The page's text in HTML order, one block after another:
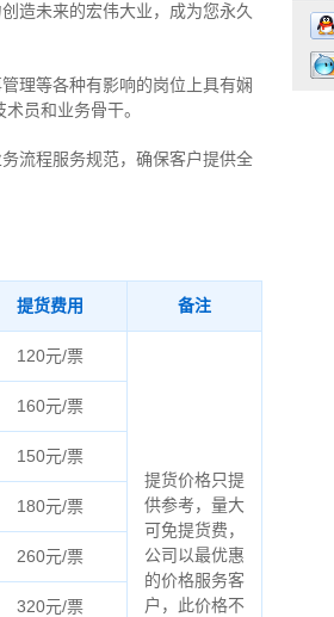
造未来的宏伟大业，成为您永久
理等各种有影响的岗位上具有娴
员和业务骨干。
流程服务规范，确保客户提供全
提货费用 备注
120元/票
提货价格只提
供参考，量大
可免提货费，
公司以最优惠
的价格服务客
户，此价格不
160元/票
150元/票
180元/票
260元/票
320元/票